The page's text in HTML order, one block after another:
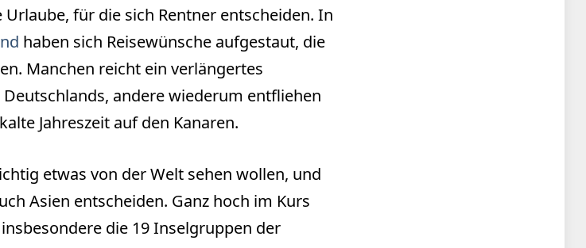
für die sich Rentner entscheiden. In
haben sich Reisewünsche aufgestaut, die
Manchen reicht ein verlängertes
andere wiederum entfliehen
Jahreszeit auf den Kanaren.
etwas von der Welt sehen wollen, und
Asien entscheiden. Ganz hoch im Kurs
die 19 Inselgruppen der